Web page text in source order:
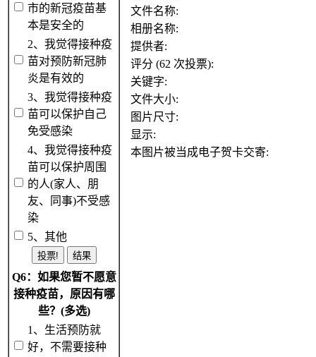
市的新冠疫苗基
本是安全的
2、我觉得接种疫
苗对预防新冠肺
炎是有效的
3、我觉得接种疫
苗可以保护自己
免受感染
4、我觉得接种疫
苗可以保护周围
的人(家人、朋
友、同事)不受感
染
5、其他
Q6：如果您暂不愿意
接种疫苗，原因有哪
些？(多选)
1、生活预防就
好，不需要接种
文件名称:
相册名称:
提供者:
评分 (62 次投票):
关键字:
文件大小:
图片尺寸:
显示:
本图片被当成电子贺卡交寄: